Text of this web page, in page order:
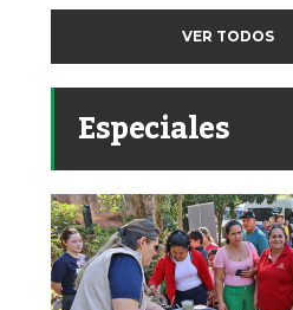
VER TODOS
Especiales